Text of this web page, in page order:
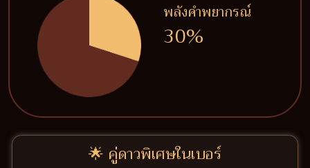
พลังคำพยากรณ์
30%
🌟 คู่ดาวพิเศษในเบอร์